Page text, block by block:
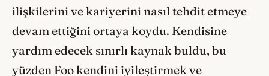
ilişkilerini ve kariyerini nasıl tehdit etmeye
devam ettiğini ortaya koydu. Kendisine
yardım edecek sınırlı kaynak buldu, bu
yüzden Foo kendini iyileştirmek ve